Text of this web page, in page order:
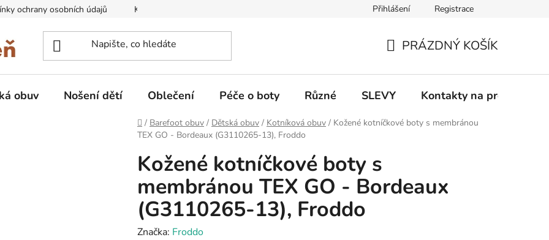
ochrany osobních údajů Kontakty na prodejny Informace k on-line platbám Odstoupení od
Přihlášení Registrace
KOŠÍK
PRÁZDNÝ KOŠÍK
obuv Nošení dětí Oblečení Péče o boty Různé SLEVY Kontakty na prodejny
Domů
/ Barefoot obuv / Dětská obuv / Kotníková obuv / Kožené kotníčkové boty s membránou
TEX GO - Bordeaux (G3110265-13), Froddo
Kožené kotníčkové boty s
membránou TEX GO - Bordeaux
(G3110265-13), Froddo
Značka: Froddo